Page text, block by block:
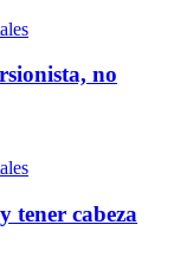
no
tener cabeza